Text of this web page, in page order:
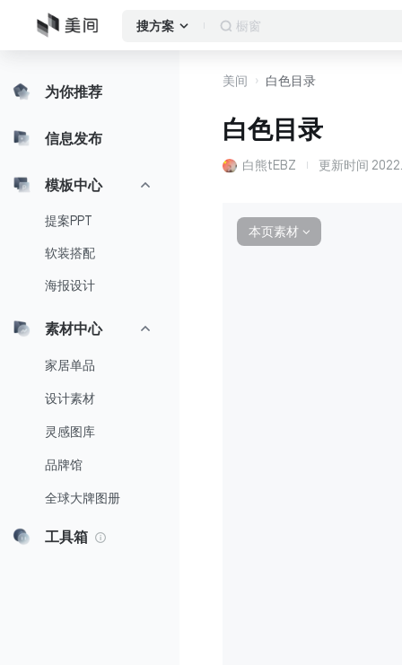
搜方案 橱窗
为你推荐
信息发布
模板中心
提案PPT
软装搭配
海报设计
素材中心
家居单品
设计素材
灵感图库
品牌馆
全球大牌图册
工具箱
美间 白色目录
白色目录
白熊tEBZ 更新时间
本页素材 ∨